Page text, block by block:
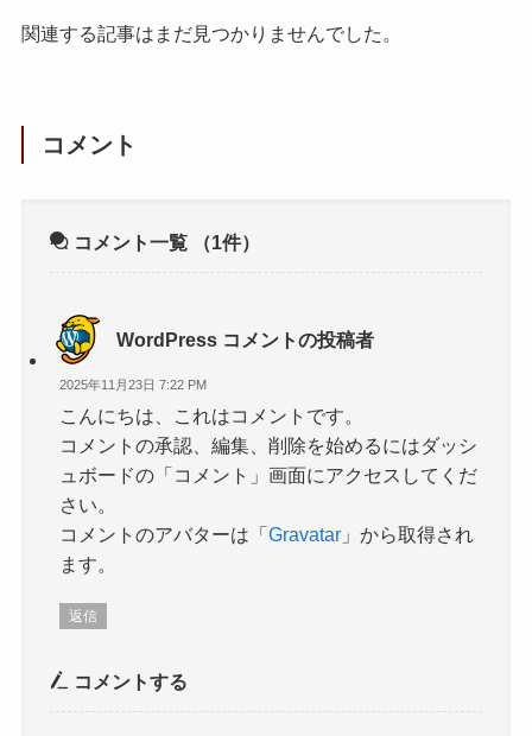
関連する記事はまだ見つかりませんでした。
コメント
コメント一覧 （1件）
WordPress コメントの投稿者
2025年11月23日 7:22 PM
こんにちは、これはコメントです。
コメントの承認、編集、削除を始めるにはダッシ
ュボードの「コメント」画面にアクセスしてくだ
さい。
コメントのアバターは「Gravatar 」から取得され
ます。
返信
コメントする